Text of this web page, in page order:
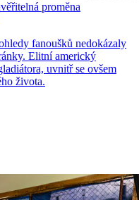
proměna
fanoušků nedokázaly
Elitní americký
uvnitř se ovšem
života.